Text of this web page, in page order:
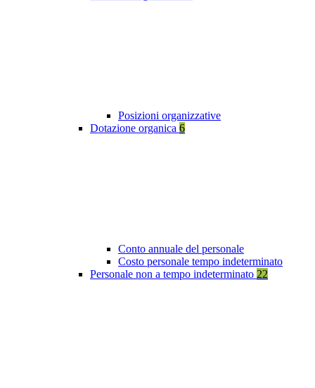
Posizioni organizzative
Dotazione organica 6
Conto annuale del personale
Costo personale tempo indeterminato
Personale non a tempo indeterminato 22